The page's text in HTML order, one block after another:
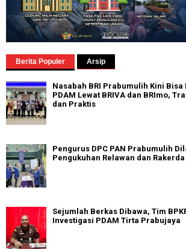
Berita Populer Arsip
Nasabah BRI Prabumulih Kini Bisa
PDAM Lewat BRIVA dan BRImo,
dan Praktis
Pengurus DPC PAN Prabumulih
Pengukuhan Relawan dan Rakerda
Sejumlah Berkas Dibawa, Tim
Investigasi PDAM Tirta Prabujaya